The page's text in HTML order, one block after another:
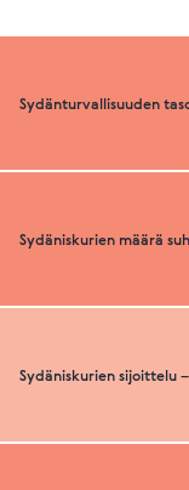
Sydänturvallisuuden
Sydäniskurien määrä
Sydäniskurien
Sydäniskurien sijoittelu